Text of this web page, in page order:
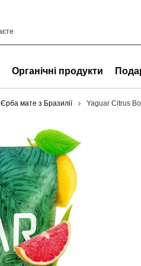
Органічні продукти
Єрба мате з Бразилії Yaguar Citrus